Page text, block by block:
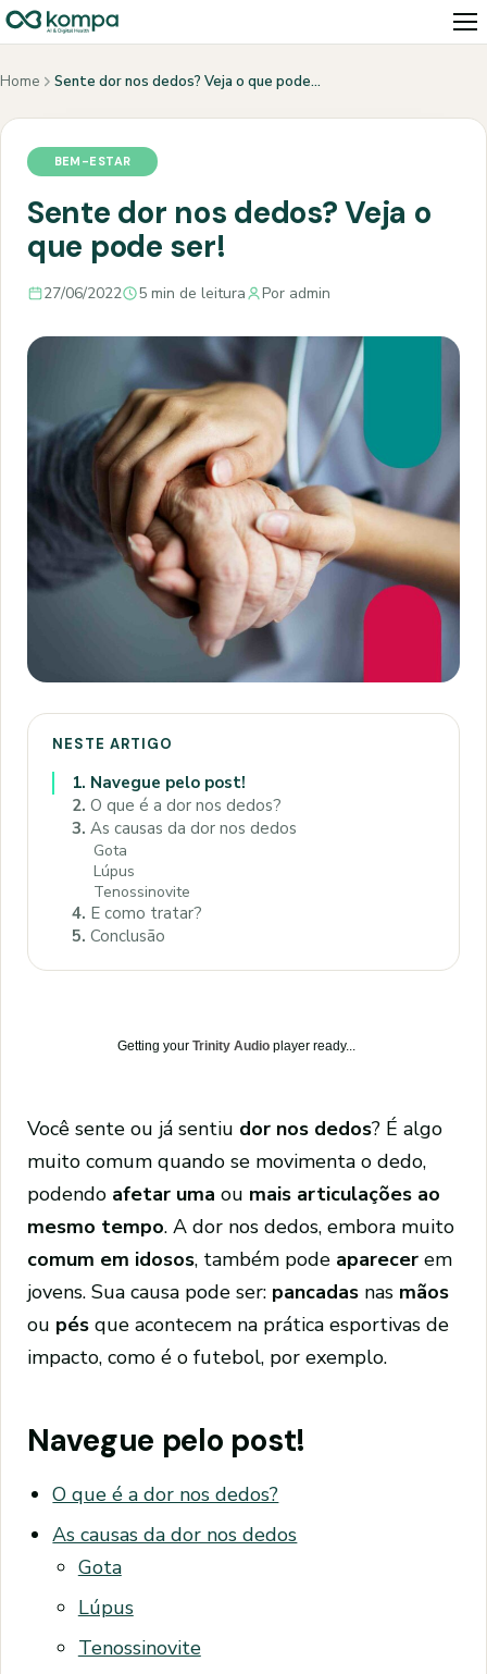
Home Sente dor nos dedos? Veja o que pode…
BEM-ESTAR
Sente dor nos dedos? Veja o
que pode ser!
27/06/2022 5 min de leitura Por admin
NESTE ARTIGO
1. Navegue pelo post!
2. O que é a dor nos dedos?
3. As causas da dor nos dedos
Gota
Lúpus
Tenossinovite
4. E como tratar?
5. Conclusão
Getting your Trinity Audio player ready...
Você sente ou já sentiu dor nos dedos? É algo
muito comum quando se movimenta o dedo,
podendo afetar uma ou mais articulações ao
mesmo tempo. A dor nos dedos, embora muito
comum em idosos, também pode aparecer em
jovens. Sua causa pode ser: pancadas nas mãos
ou pés que acontecem na prática esportivas de
impacto, como é o futebol, por exemplo.
Navegue pelo post!
O que é a dor nos dedos?
As causas da dor nos dedos
Gota
Lúpus
Tenossinovite